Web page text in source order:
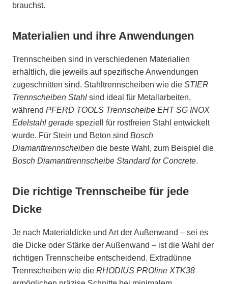
brauchst.
Materialien und ihre Anwendungen
Trennscheiben sind in verschiedenen Materialien
erhältlich, die jeweils auf spezifische Anwendungen
zugeschnitten sind. Stahltrennscheiben wie die STIER
Trennscheiben Stahl sind ideal für Metallarbeiten,
während PFERD TOOLS Trennscheibe EHT SG INOX
Edelstahl gerade speziell für rostfreien Stahl entwickelt
wurde. Für Stein und Beton sind Bosch
Diamanttrennscheiben die beste Wahl, zum Beispiel die
Bosch Diamanttrennscheibe Standard for Concrete.
Die richtige Trennscheibe für jede
Dicke
Je nach Materialdicke und Art der Außenwand – sei es
die Dicke oder Stärke der Außenwand – ist die Wahl der
richtigen Trennscheibe entscheidend. Extradünne
Trennscheiben wie die RHODIUS PROline XTK38